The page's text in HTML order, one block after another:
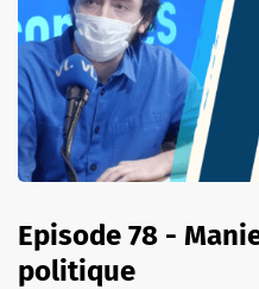
Episode 78 -
politique